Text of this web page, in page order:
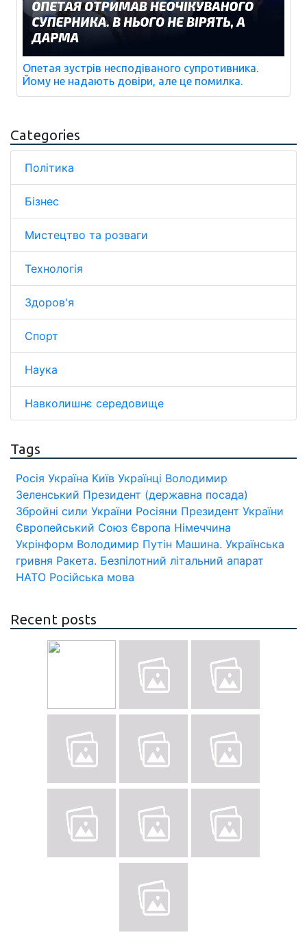
Опетая зустрів несподіваного супротивника.
Йому не надають довіри, але це помилка.
Categories
Політика
Бізнес
Мистецтво та розваги
Технологія
Здоров'я
Спорт
Наука
Навколишнє середовище
Tags
Росія Україна Київ Українці Володимир
Зеленський Президент (державна посада)
Збройні сили України Росіяни Президент України
Європейський Союз Європа Німеччина
Укрінформ Володимир Путін Машина. Українська
гривня Ракета. Безпілотний літальний апарат
НАТО Російська мова
Recent posts